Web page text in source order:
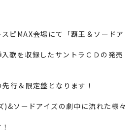
ピMAX会場にて「覇王＆ソードア
歌を収録したサントラＣＤの発売
行＆限定盤となります！
)&ソードアイズの劇中に流れた様々